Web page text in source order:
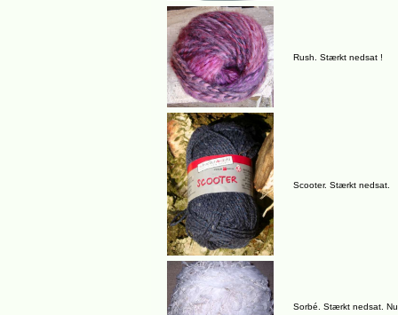
Rush. Stærkt nedsat !
Scooter. Stærkt nedsat.
Sorbé. Stærkt nedsat.